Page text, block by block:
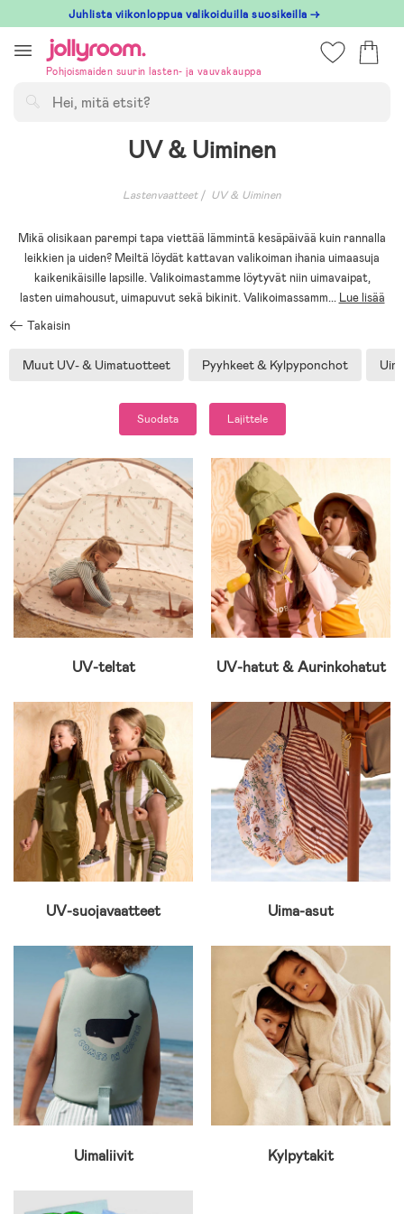
till
innehållet
Juhlista viikonloppua valikoiduilla suosikeilla →
Pohjoismaiden suurin lasten- ja vauvakauppa
UV & Uiminen
Lastenvaatteet UV & Uiminen
Mikä olisikaan parempi tapa viettää lämmintä kesäpäivää kuin rannalla
leikkien ja uiden? Meiltä löydät kattavan valikoiman ihania uimaasuja
kaikenikäisille lapsille. Valikoimastamme löytyvät niin uimavaipat,
lasten uimahousut, uimapuvut sekä bikinit. Valikoimassamm... Lue lisää
Takaisin
Muut UV- & Uimatuotteet Pyyhkeet & Kylpyponchot
Suodata Lajittele
UV-teltat UV-hatut & Aurinkohatut
UV-suojavaatteet Uima-asut
Uimaliivit Kylpytakit